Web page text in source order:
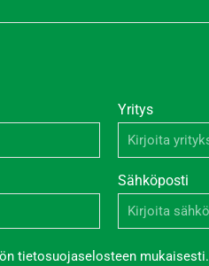
Yritys
Sähköposti
tietosuojaselosteen mukaisesti.